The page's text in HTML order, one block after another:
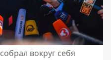
вокруг себя